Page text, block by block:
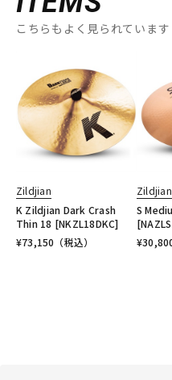
こちらもよく見られています
Zildjian
K Zildjian Dark Crash
Thin 18 [NKZL18DKC]
¥73,150 （税込）
Zildjian
S
¥